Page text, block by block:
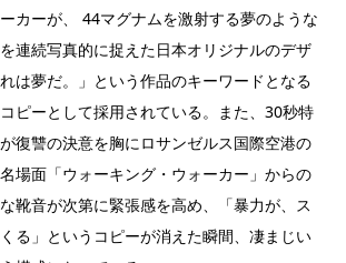
カーが、 44マグナムを激射する夢のような
連続写真的に捉えた日本オリジナルのデザ
は夢だ。」という作品のキーワードとなる
ピーとして採用されている。また、30秒特
復讐の決意を胸にロサンゼルス国際空港の
場面「ウォーキング・ウォーカー」からの
靴音が次第に緊張感を高め、「暴力が、ス
る」というコピーが消えた瞬間、凄まじい